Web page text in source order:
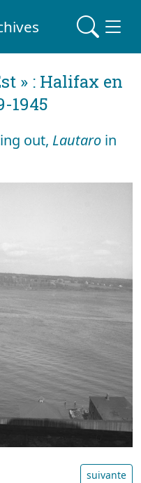
» : Halifax en
1945
out, Lautaro in
suivante